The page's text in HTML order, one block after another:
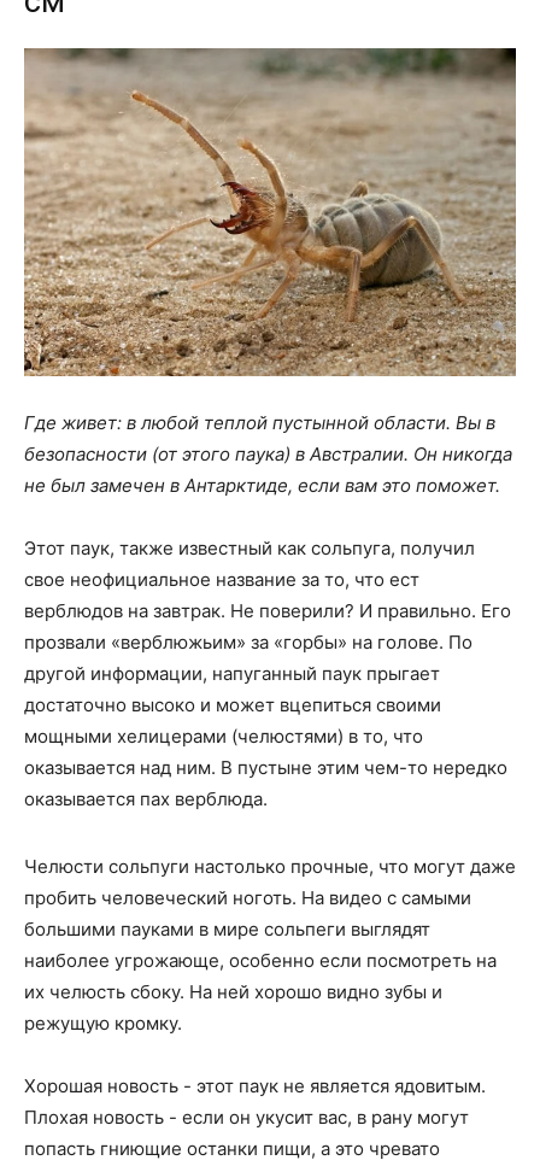
Где живет: в любой теплой пустынной области. Вы в
безопасности (от этого паука) в Австралии. Он никогда
не был замечен в Антарктиде, если вам это поможет.
Этот паук, также известный как сольпуга, получил
свое неофициальное название за то, что ест
верблюдов на завтрак. Не поверили? И правильно. Его
прозвали «верблюжьим» за «горбы» на голове. По
другой информации, напуганный паук прыгает
достаточно высоко и может вцепиться своими
мощными хелицерами (челюстями) в то, что
оказывается над ним. В пустыне этим чем-то нередко
оказывается пах верблюда.
Челюсти сольпуги настолько прочные, что могут даже
пробить человеческий ноготь. На видео с самыми
большими пауками в мире сольпеги выглядят
наиболее угрожающе, особенно если посмотреть на
их челюсть сбоку. На ней хорошо видно зубы и
режущую кромку.
Хорошая новость - этот паук не является ядовитым.
Плохая новость - если он укусит вас, в рану могут
попасть гниющие останки пищи, а это чревато